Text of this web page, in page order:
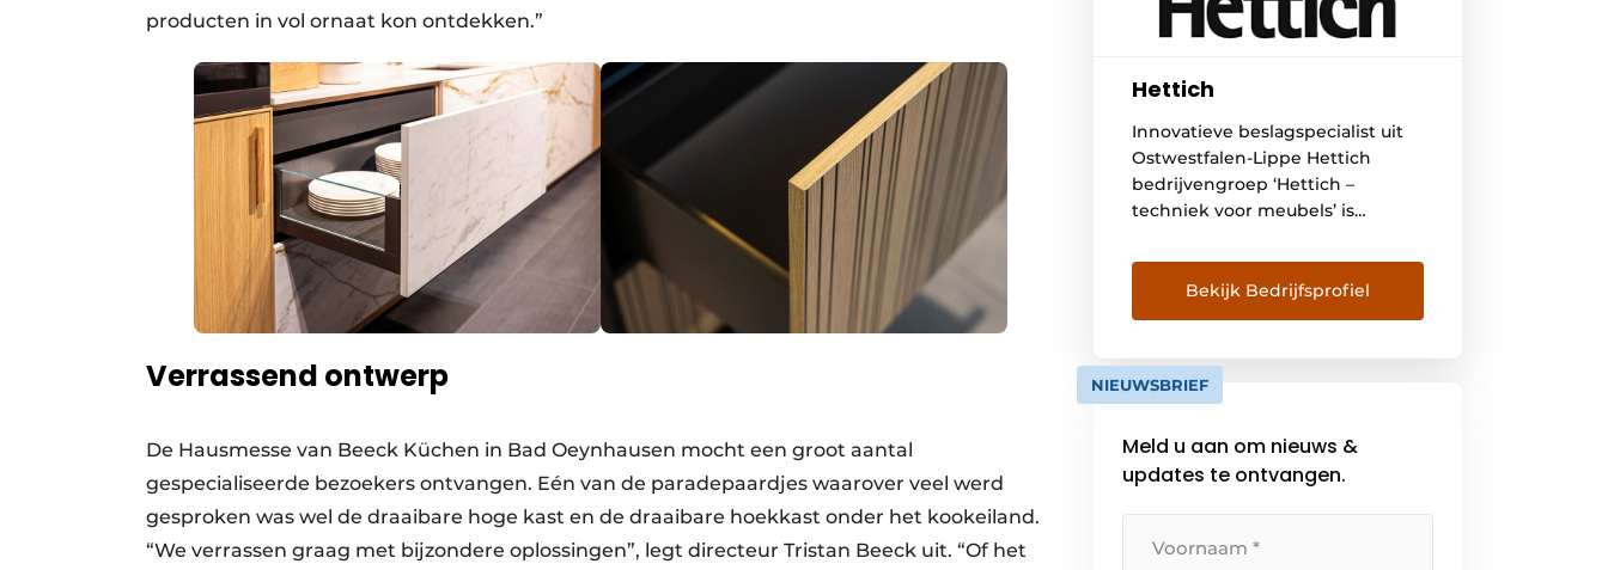
producten in vol ornaat kon ontdekken.”
Verrassend ontwerp
De Hausmesse van Beeck Küchen in Bad Oeynhausen mocht een groot aantal
gespecialiseerde bezoekers ontvangen. Eén van de paradepaardjes waarover veel werd
gesproken was wel de draaibare hoge kast en de draaibare hoekkast onder het kookeiland.
“We verrassen graag met bijzondere oplossingen”, legt directeur Tristan Beeck uit. “Of het
Hettich
Innovatieve beslagspecialist uit
Ostwestfalen-Lippe Hettich
bedrijvengroep ‘Hettich –
techniek voor meubels’ is
geworden als erkend merk. De
onderneming Hettich
(www.hettich.com) werd in 1888
tegenwoordig wereldwijd tot
een van de grootste en
meubelbeslag. De
hoofdvestiging van de
meubelcentrum van […]
Bekijk Bedrijfsprofiel
NIEUWSBRIEF
Meld u aan om nieuws &
updates te ontvangen.